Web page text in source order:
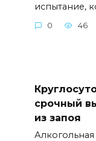
испытание,
0 46
срочный
из запоя
Алкогольная